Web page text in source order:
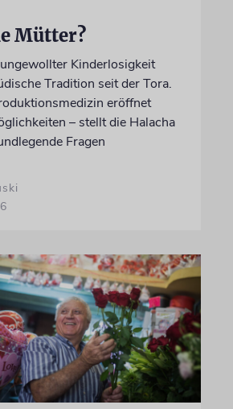
Mütter?
Kinderlosigkeit
Tradition seit der Tora.
eröffnet
– stellt die Halacha
Fragen